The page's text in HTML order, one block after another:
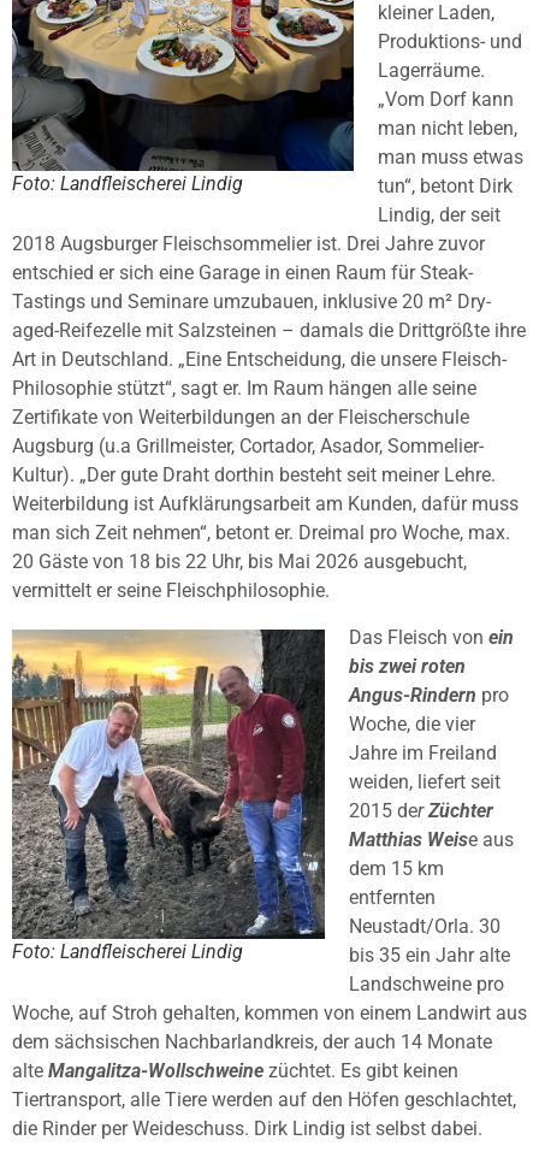
Foto: Landfleischerei Lindig
kleiner Laden,
Produktions- und
Lagerräume.
„Vom Dorf kann
man nicht leben,
man muss etwas
tun“, betont Dirk
Lindig, der seit
2018 Augsburger Fleischsommelier ist. Drei Jahre zuvor
entschied er sich eine Garage in einen Raum für Steak-
Tastings und Seminare umzubauen, inklusive 20 m² Dry-
aged-Reifezelle mit Salzsteinen – damals die Drittgrößte ihre
Art in Deutschland. „Eine Entscheidung, die unsere Fleisch-
Philosophie stützt“, sagt er. Im Raum hängen alle seine
Zertifikate von Weiterbildungen an der Fleischerschule
Augsburg (u.a Grillmeister, Cortador, Asador, Sommelier-
Kultur). „Der gute Draht dorthin besteht seit meiner Lehre.
Weiterbildung ist Aufklärungsarbeit am Kunden, dafür muss
man sich Zeit nehmen“, betont er. Dreimal pro Woche, max.
20 Gäste von 18 bis 22 Uhr, bis Mai 2026 ausgebucht,
vermittelt er seine Fleischphilosophie.
Foto: Landfleischerei Lindig
Das Fleisch von ein
bis zwei roten
Angus-Rindern pro
Woche, die vier
Jahre im Freiland
weiden, liefert seit
2015 derZüchter
Matthias Weise aus
dem 15 km
entfernten
Neustadt/Orla. 30
bis 35 ein Jahr alte
Landschweine pro
Woche, auf Stroh gehalten, kommen von einem Landwirt aus
dem sächsischen Nachbarlandkreis, der auch 14 Monate
alte Mangalitza-Wollschweine züchtet. Es gibt keinen
Tiertransport, alle Tiere werden auf den Höfen geschlachtet,
die Rinder per Weideschuss. Dirk Lindig ist selbst dabei.